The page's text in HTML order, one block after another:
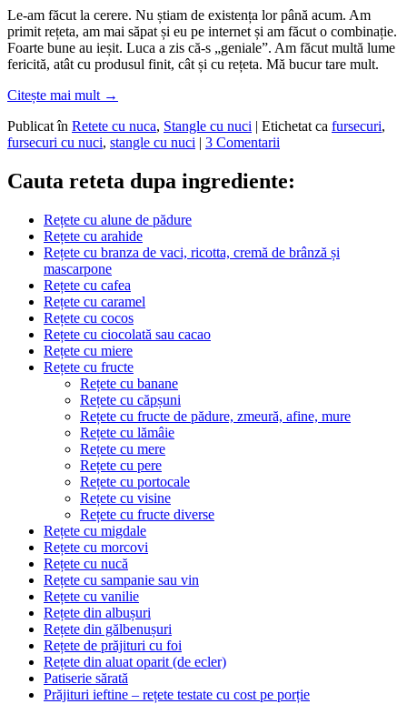
Le-am făcut la cerere. Nu știam de existența lor până acum. Am
primit rețeta, am mai săpat și eu pe internet și am făcut o combinație.
Foarte bune au ieșit. Luca a zis că-s „geniale”. Am făcut multă lume
fericită, atât cu produsul finit, cât și cu rețeta. Mă bucur tare mult.
Citește mai mult →
Publicat în Retete cu nuca, Stangle cu nuci | Etichetat ca fursecuri,
fursecuri cu nuci, stangle cu nuci | 3 Comentarii
Cauta reteta dupa ingrediente:
Rețete cu alune de pădure
Rețete cu arahide
Rețete cu branza de vaci, ricotta, cremă de brânză și
mascarpone
Rețete cu cafea
Rețete cu caramel
Rețete cu cocos
Rețete cu ciocolată sau cacao
Rețete cu miere
Rețete cu fructe
Rețete cu banane
Rețete cu căpșuni
Rețete cu fructe de pădure, zmeură, afine, mure
Rețete cu lămâie
Rețete cu mere
Rețete cu pere
Rețete cu portocale
Rețete cu visine
Rețete cu fructe diverse
Rețete cu migdale
Rețete cu morcovi
Rețete cu nucă
Rețete cu sampanie sau vin
Rețete cu vanilie
Rețete din albușuri
Rețete din gălbenușuri
Rețete de prăjituri cu foi
Rețete din aluat oparit (de ecler)
Patiserie sărată
Prăjituri ieftine – rețete testate cu cost pe porție